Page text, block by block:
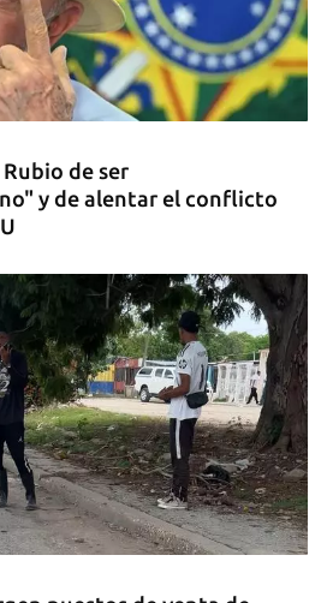
de los datos oficiales, Cuba
de feminicidios
de ser
y de alentar el conflicto